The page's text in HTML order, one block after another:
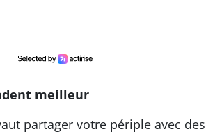
meilleur
partager votre périple avec des